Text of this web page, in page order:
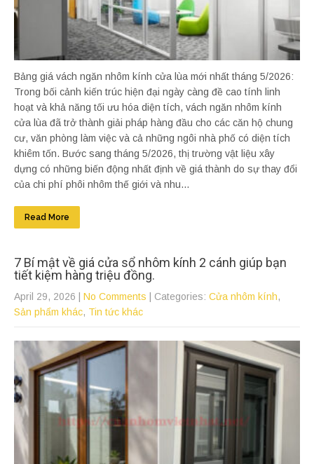
Bảng giá vách ngăn nhôm kính cửa lùa mới nhất tháng 5/2026:
Trong bối cảnh kiến trúc hiện đại ngày càng đề cao tính linh
hoạt và khả năng tối ưu hóa diện tích, vách ngăn nhôm kính
cửa lùa đã trở thành giải pháp hàng đầu cho các căn hộ chung
cư, văn phòng làm việc và cả những ngôi nhà phố có diện tích
khiêm tốn. Bước sang tháng 5/2026, thị trường vật liệu xây
dựng có những biến động nhất định về giá thành do sự thay đổi
của chi phí phôi nhôm thế giới và nhu...
Read More
7 Bí mật về giá cửa sổ nhôm kính 2 cánh giúp bạn
tiết kiệm hàng triệu đồng.
April 29, 2026 No Comments | Categories: Cửa nhôm kính,
Sản phẩm khác, Tin tức khác